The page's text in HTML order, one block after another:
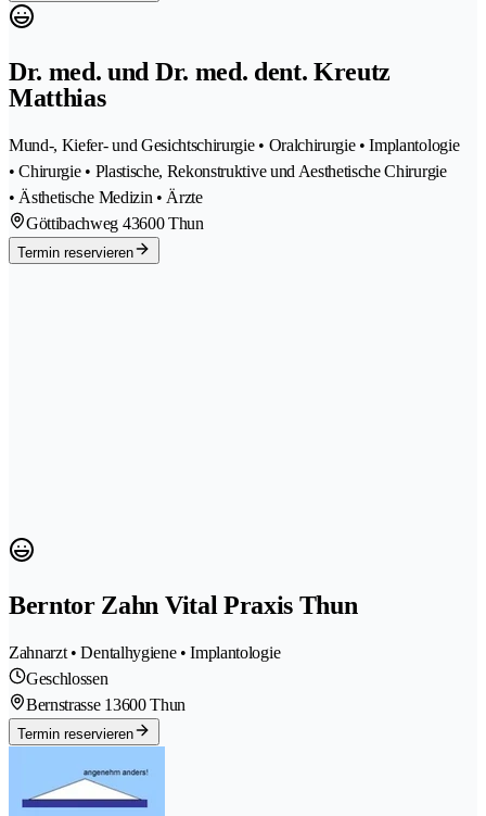
Dr. med. und Dr. med. dent. Kreutz
Matthias
Mund-, Kiefer- und Gesichtschirurgie • Oralchirurgie • Implantologie
• Chirurgie • Plastische, Rekonstruktive und Aesthetische Chirurgie
• Ästhetische Medizin • Ärzte
Göttibachweg 43600 Thun
Termin reservieren
Berntor Zahn Vital Praxis Thun
Zahnarzt • Dentalhygiene • Implantologie
Geschlossen
Bernstrasse 13600 Thun
Termin reservieren